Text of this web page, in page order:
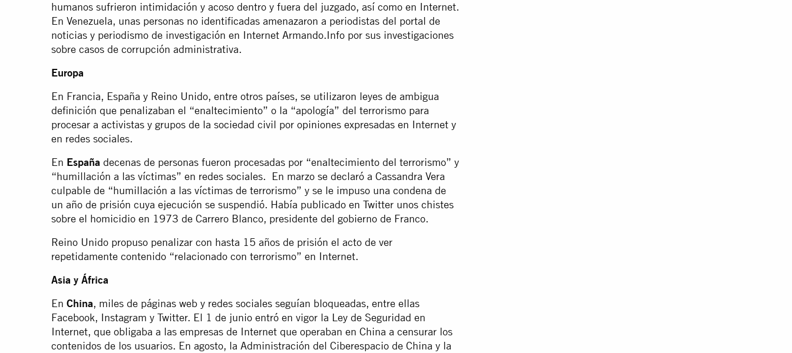
humanos sufrieron intimidación y acoso dentro y fuera del juzgado, así como en Internet.
En Venezuela, unas personas no identificadas amenazaron a periodistas del portal de
noticias y periodismo de investigación en Internet Armando.Info por sus investigaciones
sobre casos de corrupción administrativa.
Europa
En Francia, España y Reino Unido, entre otros países, se utilizaron leyes de ambigua
definición que penalizaban el “enaltecimiento” o la “apología” del terrorismo para
procesar a activistas y grupos de la sociedad civil por opiniones expresadas en Internet y
en redes sociales.
En España decenas de personas fueron procesadas por “enaltecimiento del terrorismo” y
“humillación a las víctimas” en redes sociales. En marzo se declaró a Cassandra Vera
culpable de “humillación a las víctimas de terrorismo” y se le impuso una condena de
un año de prisión cuya ejecución se suspendió. Había publicado en Twitter unos chistes
sobre el homicidio en 1973 de Carrero Blanco, presidente del gobierno de Franco.
Reino Unido propuso penalizar con hasta 15 años de prisión el acto de ver
repetidamente contenido “relacionado con terrorismo” en Internet.
Asia y África
En China, miles de páginas web y redes sociales seguían bloqueadas, entre ellas
Facebook, Instagram y Twitter. El 1 de junio entró en vigor la Ley de Seguridad en
Internet, que obligaba a las empresas de Internet que operaban en China a censurar los
contenidos de los usuarios. En agosto, la Administración del Ciberespacio de China y la